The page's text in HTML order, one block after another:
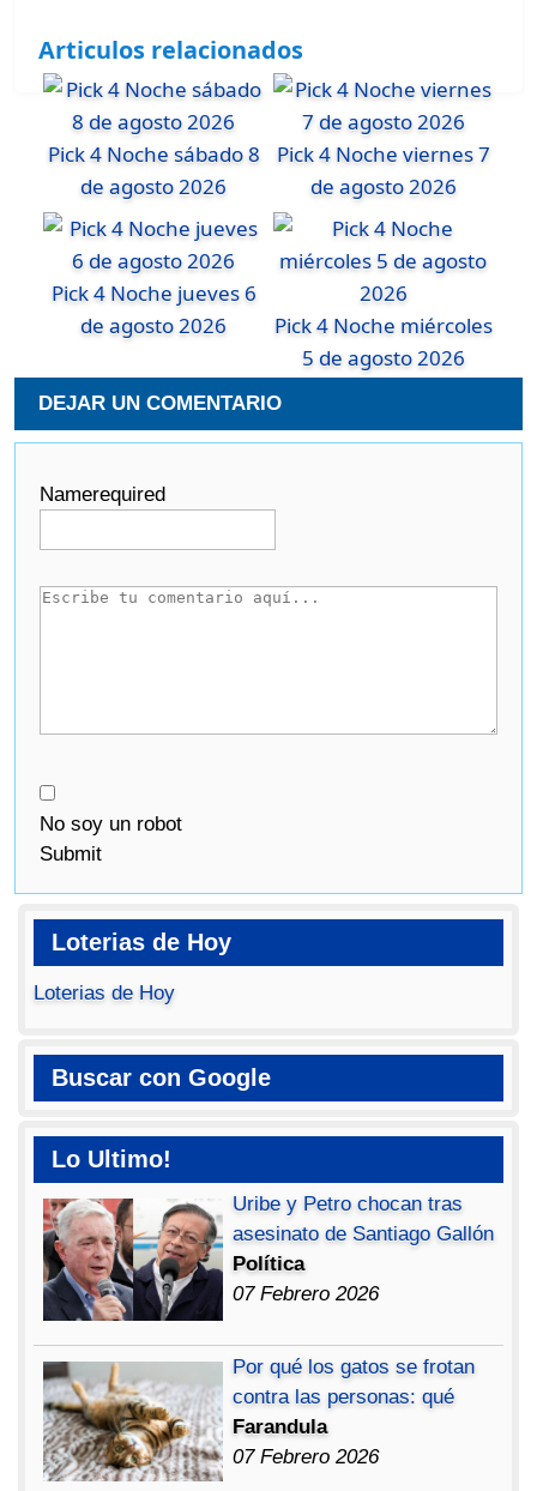
Articulos relacionados
Pick 4 Noche sábado 8
de agosto 2026
Pick 4 Noche viernes 7
de agosto 2026
Pick 4 Noche jueves 6
de agosto 2026
Pick 4 Noche miércoles
5 de agosto 2026
DEJAR UN COMENTARIO
Namerequired
No soy un robot
Submit
Loterias de Hoy
Loterias de Hoy
Buscar con Google
Lo Ultimo!
Uribe y Petro chocan tras
asesinato de Santiago Gallón
Política
07 Febrero 2026
Por qué los gatos se frotan
contra las personas: qué
Farandula
07 Febrero 2026